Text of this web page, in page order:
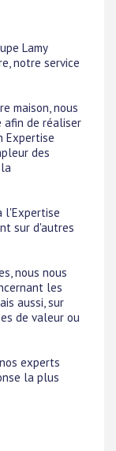
Lamy
notre service
maison, nous
afin de réaliser
Expertise
des
l'Expertise
sur d'autres
nous nous
les
aussi, sur
de valeur ou
experts
la plus